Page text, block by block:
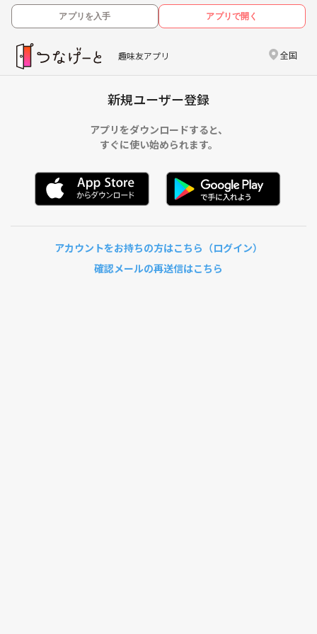
アプリを入手 アプリで開く
趣味友アプリ 全国
新規ユーザー登録
アプリをダウンロードすると、
すぐに使い始められます。
アカウントをお持ちの方はこちら（ログイン）
確認メールの再送信はこちら